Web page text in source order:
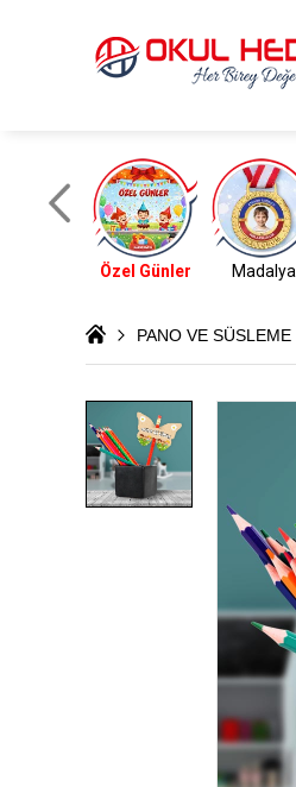
Özel Günler Madalya
PANO VE SÜSLEME